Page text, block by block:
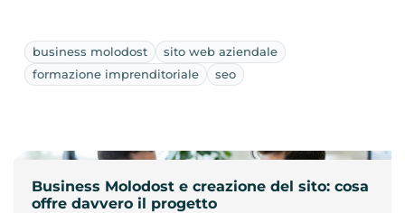
business molodost
sito web aziendale
formazione imprenditoriale
seo
Business Molodost e creazione del sito: cosa
offre davvero il progetto